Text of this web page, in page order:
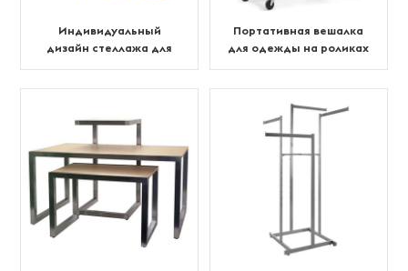
Индивидуальный
дизайн стеллажа для
Портативная вешалка
для одежды на роликах